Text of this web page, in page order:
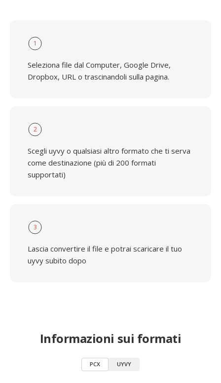
1
Seleziona file dal Computer, Google Drive,
Dropbox, URL o trascinandoli sulla pagina.
2
Scegli uyvy o qualsiasi altro formato che ti serva
come destinazione (più di 200 formati
supportati)
3
Lascia convertire il file e potrai scaricare il tuo
uyvy subito dopo
Informazioni sui formati
PCX UYVY